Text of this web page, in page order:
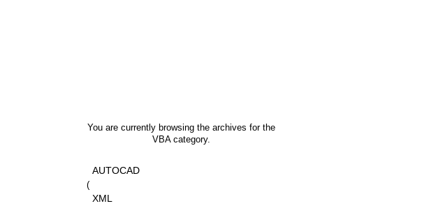
You are currently browsing the archives for the
VBA category.
AUTOCAD
(
XML